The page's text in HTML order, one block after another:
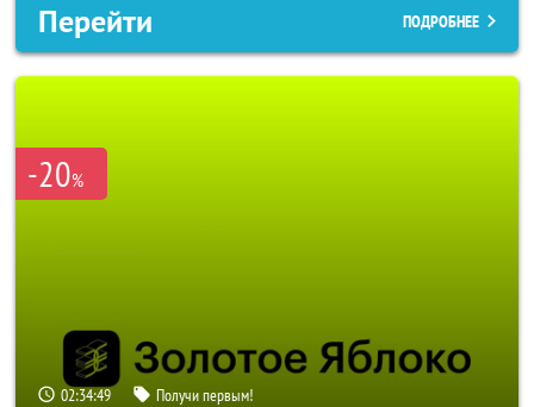
Перейти ПОДРОБНЕЕ
-20%
02:34:47 Получи первым!